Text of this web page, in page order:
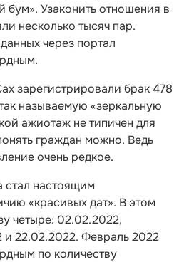
бум». Узаконить отношения в
несколько тысяч пар.
через портал
зарегистрировали брак 478
называемую «зеркальную
ажиотаж не типичен для
граждан можно. Ведь
очень редкое.
стал настоящим
«красивых дат». В этом
четыре: 02.02.2022,
и 22.02.2022. Февраль 2022
по количеству